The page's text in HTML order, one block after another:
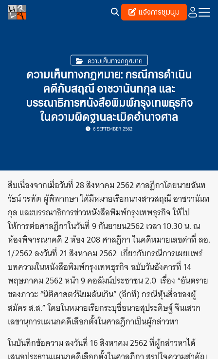
Skip
แจ้งการชุมนุม
ความเห็นทางกฎหมาย
ความเห็นทางกฎหมาย: กรณีการดำเนิน
คดีกับสฤณี อาชวานันทกุล และ
บรรณาธิการหนังสือพิมพ์กรุงเทพธุรกิจ
ในความผิดฐานละเมิดอำนาจศาล
6 SEPTEMBER 2562
สืบเนื่องจากเมื่อวันที่ 28 สิงหาคม 2562 ศาลฎีกาโดยนายฉันท
วัธน์ วรทัต ผู้พิพากษา ได้มีหมายเรียกนางสาวสฤณี อาชวานันท
กุล และบรรณาธิการข่าวหนังสือพิมพ์กรุงเทพธุรกิจ ให้ไป
ให้การต่อศาลฎีกาในวันที่ 9 กันยายน2562 เวลา 10.30 น. ณ
ห้องพิจารณาคดี 2 ห้อง 208 ศาลฎีกา ในคดีหมายเลขดำที่ ลอ.
1/2562 ลงวันที่ 21 สิงหาคม 2562 เกี่ยวกับกรณีการเผยแพร่
บทความในหนังสือพิมพ์กรุงเทพธุรกิจ ฉบับวันอังคารที่ 14
พฤษภาคม 2562 หน้า 9 คอลัมน์ประชาชน 2.0 เรื่อง “อันตราย
ของภาวะ “นิติศาสตร์นิยมล้นเกิน” (อีกที) กรณีหุ้นสื่อของผู้
สมัคร ส.ส.” โดยในหมายเรียกระบุชื่อนายสุประดิษฐ์ จีนเสวก
เลขานุการแผนกคดีเลือกตั้งในศาลฎีกาเป็นผู้กล่าวหา
ในบันทึกข้อความ ลงวันที่ 16 สิงหาคม 2562 ที่ผู้กล่าวหาได้